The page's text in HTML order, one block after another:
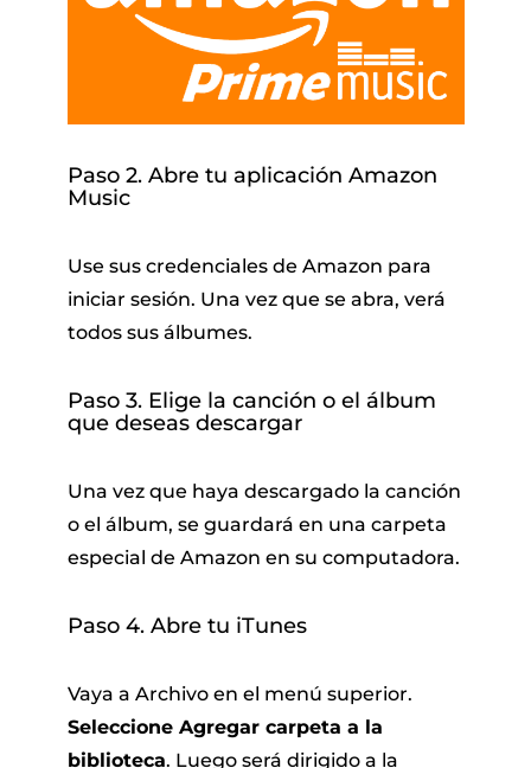
Paso 2. Abre tu aplicación Amazon
Music
Use sus credenciales de Amazon para
iniciar sesión. Una vez que se abra, verá
todos sus álbumes.
Paso 3. Elige la canción o el álbum
que deseas descargar
Una vez que haya descargado la canción
o el álbum, se guardará en una carpeta
especial de Amazon en su computadora.
Paso 4. Abre tu iTunes
Vaya a Archivo en el menú superior.
Seleccione Agregar carpeta a la
biblioteca. Luego será dirigido a la